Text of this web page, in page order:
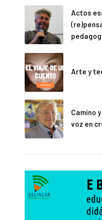
Actos
Arte y
Camino
voz en